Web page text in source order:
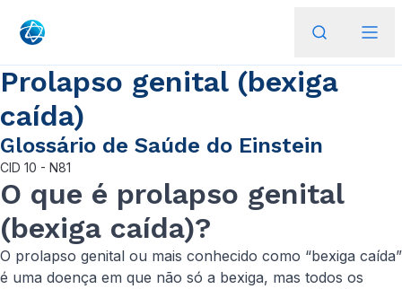
Prolapso genital (bexiga
caída)
Glossário de Saúde do Einstein
CID 10 - N81
O que é prolapso genital
(bexiga caída)?
O prolapso genital ou mais conhecido como “bexiga caída”
é uma doença em que não só a bexiga, mas todos os